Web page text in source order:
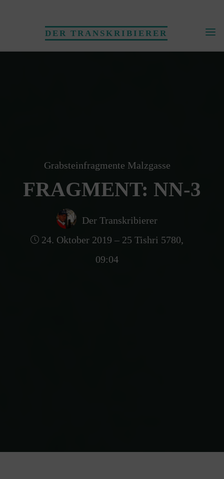
DER TRANSKRIBIERER
Grabsteinfragmente Malzgasse
FRAGMENT: NN-3
Der Transkribierer
24. Oktober 2019 – 25 Tishri 5780,
09:04